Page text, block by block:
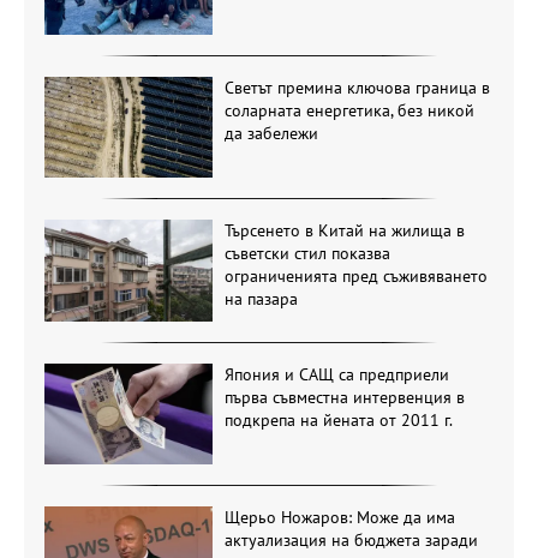
Светът премина ключова граница в
соларната енергетика, без никой
да забележи
Търсенето в Китай на жилища в
съветски стил показва
ограниченията пред съживяването
на пазара
Япония и САЩ са предприели
първа съвместна интервенция в
подкрепа на йената от 2011 г.
Щерьо Ножаров: Може да има
актуализация на бюджета заради